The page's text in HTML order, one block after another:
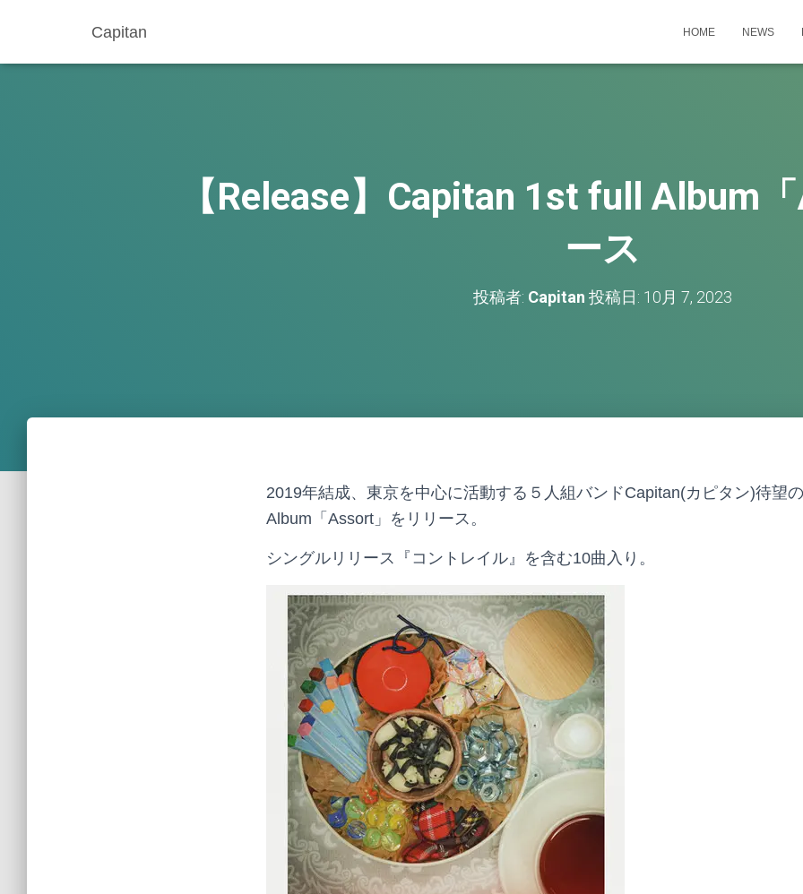
Capitan HOME NEWS
【Release】Capitan 1st full Album
ース
投稿者: Capitan 投稿日: 10月 7, 2023
2019年結成、東京を中心に活動する５人組バンドCapitan(カピタン)待望
Album「Assort」をリリース。
シングルリリース『コントレイル』を含む10曲入り。